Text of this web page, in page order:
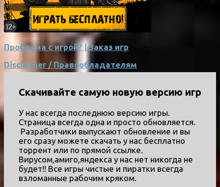
Проблема с игрой? | Заказ игр
Disclaimer / Правообладателям
Скачивайте самую новую версию игр
У нас всегда последнюю версию игры.
Страница всегда одна и просто обновляется.
Разработчики выпускают обновление и вы
его сразу можете скачать у нас бесплатно
торрент или по прямой ссылке.
Вирусом,амиго,яндекса у нас нет никогда не
будет!! Все игры чистые и пиратки всегда
взломанные рабочим кряком.